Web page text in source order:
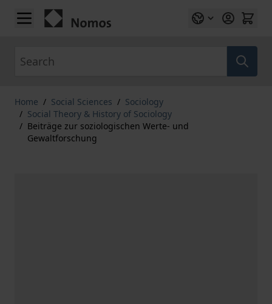
Skip to Content
Home / Social Sciences / Sociology
/ Social Theory & History of Sociology
/ Beiträge zur soziologischen Werte- und
Gewaltforschung